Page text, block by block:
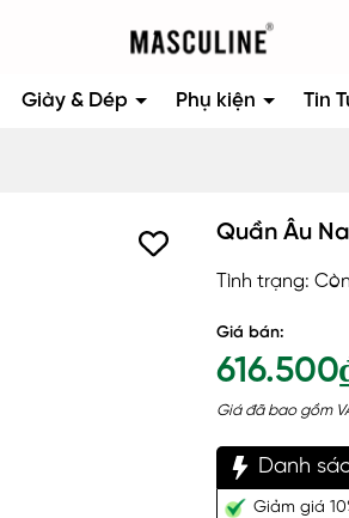
Giày & Dép Phụ kiện Tin
Quần Âu
Tình trạng:
Giá bán:
Giá đã bao gồm
Danh
Giảm giá